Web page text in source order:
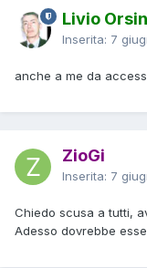
Livio
Inserita: 7
anche a me da
ZioGi
Inserita: 7
Chiedo scusa a tutti,
Adesso dovrebbe